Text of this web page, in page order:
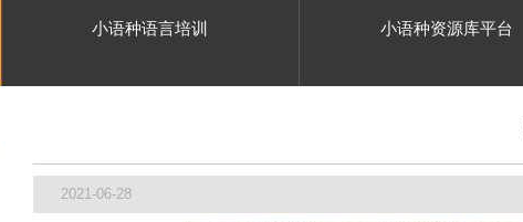
小语种语言培训 小语种资源库平台
2021-06-28